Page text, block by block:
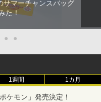
サマーチャンスバッグ
た！
● ●
1週間 1カ月
ケモン」発売決定！